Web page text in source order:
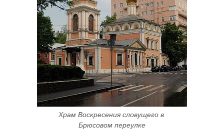
Храм Воскресения словущего в
Брюсовом переулке